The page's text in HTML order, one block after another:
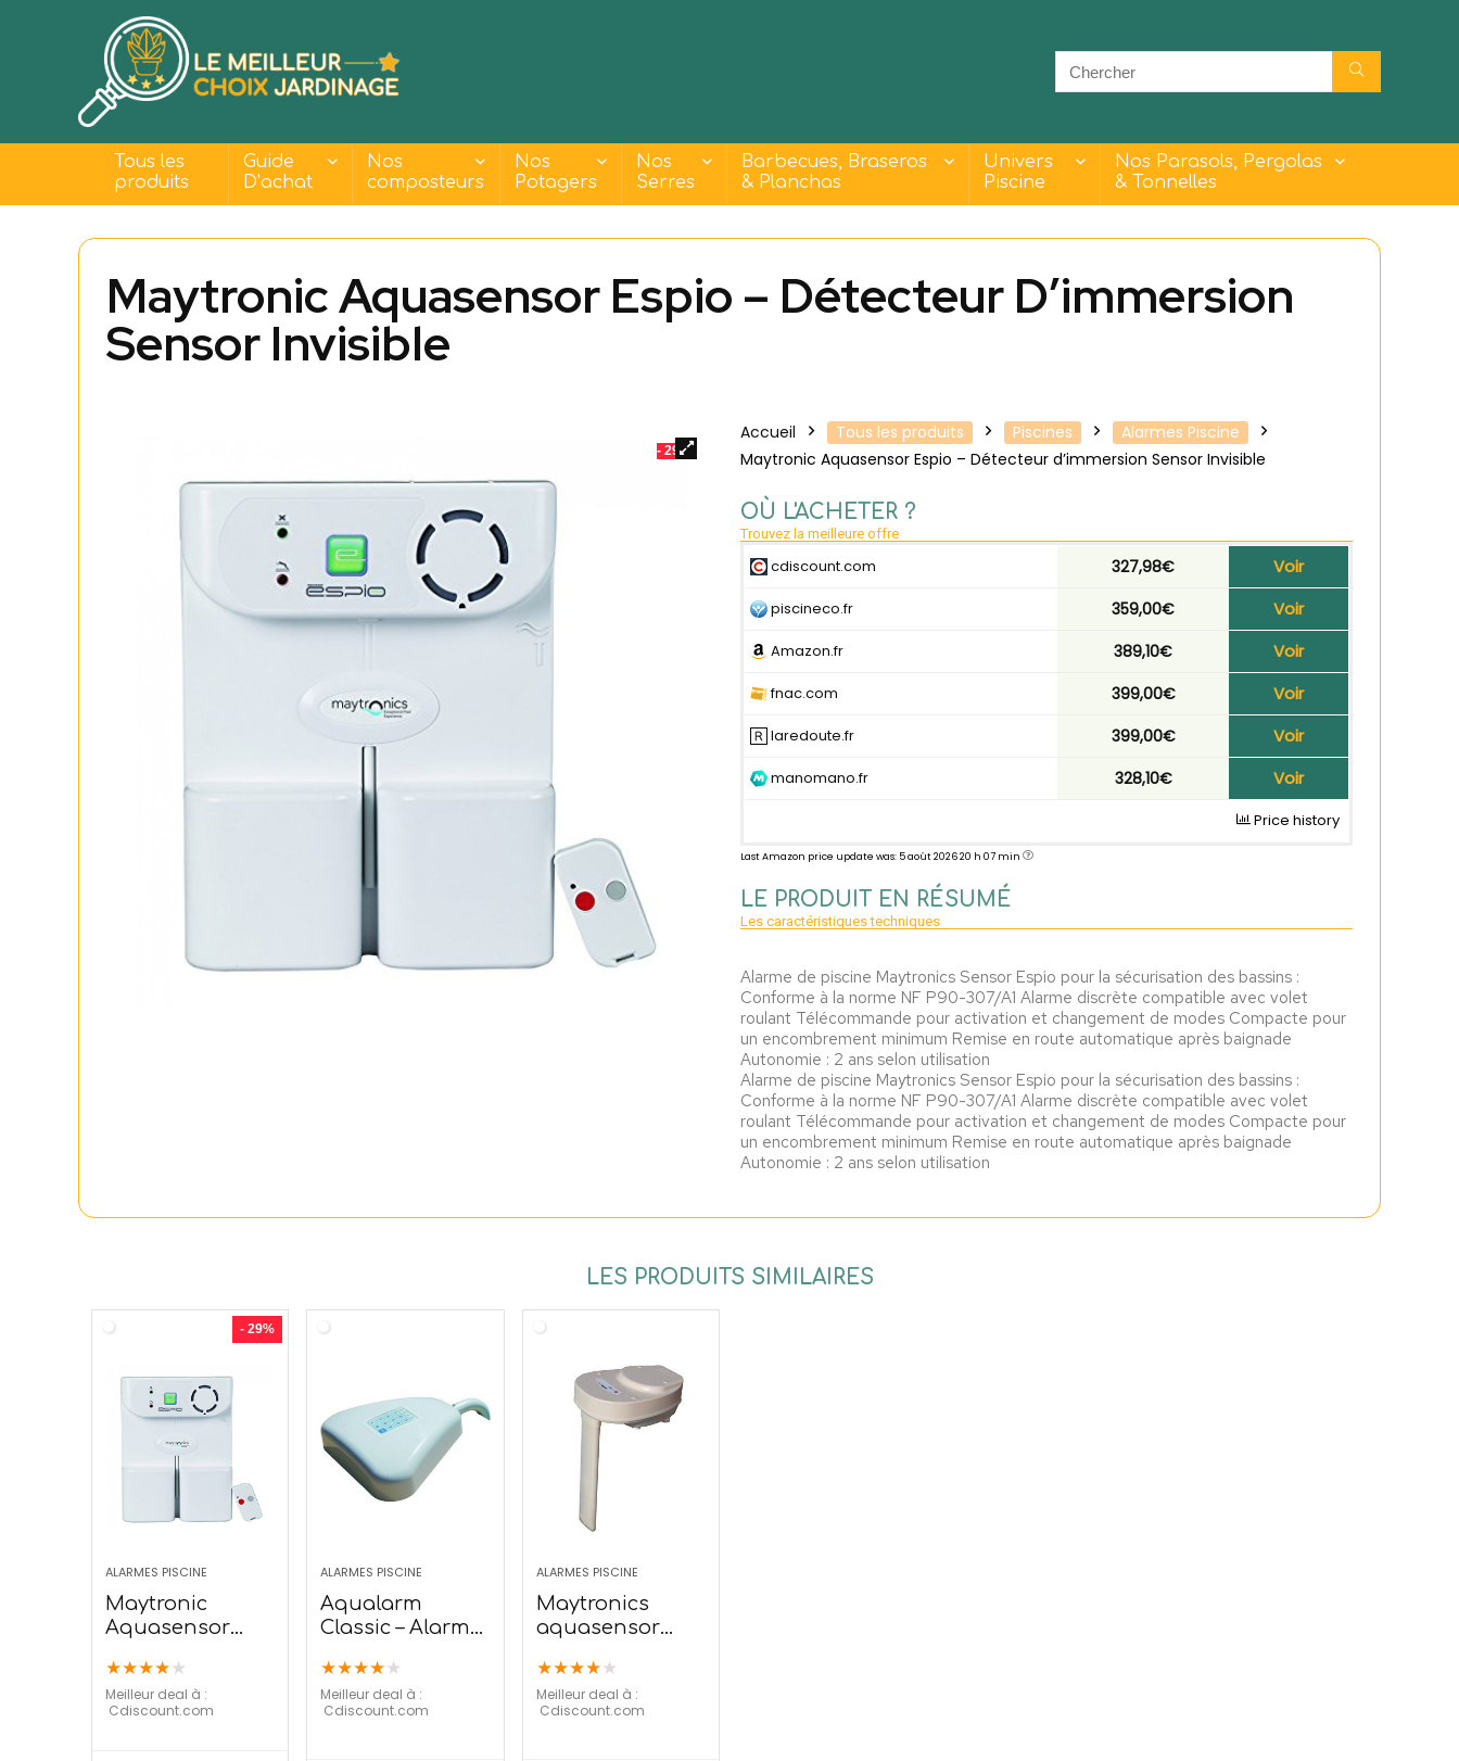
Tous les
produits
Guide
D’achat
Nos
composteurs
Nos
Potagers
Nos
Serres
Barbecues, Braseros
& Planchas
Univers
Piscine
Nos Parasols, Pergolas
& Tonnelles
Maytronic Aquasensor Espio – Détecteur D’immersion
Sensor Invisible
- 29%
Accueil Tous les produits Piscines
Alarmes Piscine
Maytronic Aquasensor Espio – Détecteur d’immersion Sensor Invisible
OÙ L'ACHETER ?
Trouvez la meilleure offre
cdiscount.com 327,98€ Voir
piscineco.fr 359,00€ Voir
Amazon.fr 389,10€ Voir
fnac.com 399,00€ Voir
laredoute.fr 399,00€ Voir
manomano.fr 328,10€ Voir
Price history
Last Amazon price update was: 5 août 2026 20 h 07 min
LE PRODUIT EN RÉSUMÉ
Les caractéristiques techniques
Alarme de piscine Maytronics Sensor Espio pour la sécurisation des bassins :
Conforme à la norme NF P90-307/A1 Alarme discrète compatible avec volet
roulant Télécommande pour activation et changement de modes Compacte pour
un encombrement minimum Remise en route automatique après baignade
Autonomie : 2 ans selon utilisation
Alarme de piscine Maytronics Sensor Espio pour la sécurisation des bassins :
Conforme à la norme NF P90-307/A1 Alarme discrète compatible avec volet
roulant Télécommande pour activation et changement de modes Compacte pour
un encombrement minimum Remise en route automatique après baignade
Autonomie : 2 ans selon utilisation
LES PRODUITS SIMILAIRES
- 29%
ALARMES PISCINE
Maytronic
Aquasensor
Détecteur
d’immersion
★★★★★
Meilleur deal à :
cdiscount.com
ALARMES PISCINE
Aqualarm
Classic – Alarme
clavier digital
★★★★★
Meilleur deal à :
cdiscount.com
ALARMES PISCINE
Maytronics
aquasensor
Alarme de
piscine
★★★★★
Meilleur deal à :
cdiscount.com